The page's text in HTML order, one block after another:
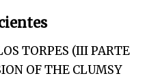
TORPES (III PARTE
OF THE CLUMSY